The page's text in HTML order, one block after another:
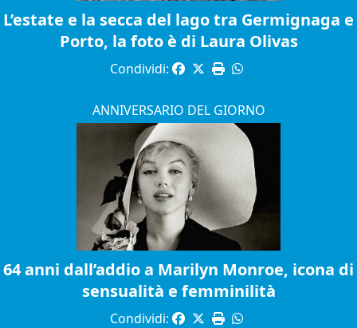
L’estate e la secca del lago tra Germignaga e
Porto, la foto è di Laura Olivas
Condividi:
ANNIVERSARIO DEL GIORNO
64 anni dall’addio a Marilyn Monroe, icona di
sensualità e femminilità
Condividi: